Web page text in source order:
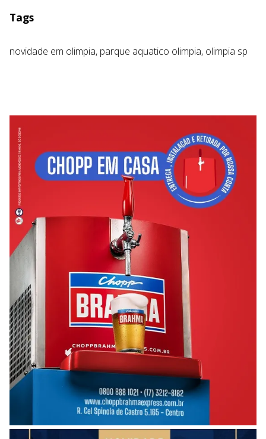
Tags
novidade em olimpia, parque aquatico olimpia, olimpia sp